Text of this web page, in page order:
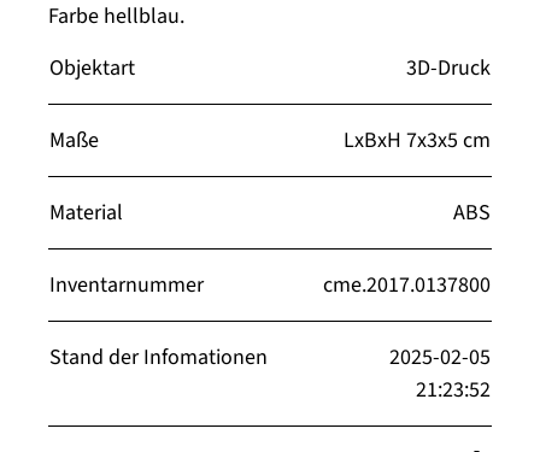
Farbe hellblau.
Objektart
3D-Druck
Maße LxBxH 7x3x5 cm
Material ABS
Inventarnummer cme.2017.0137800
Stand der Infomationen
2025-02-05
21:23:52